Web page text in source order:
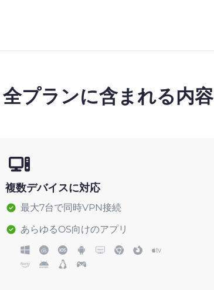
全プランに含まれる内容
複数デバイスに対応
最大7台で同時VPN接続
あらゆるOS向けのアプリ